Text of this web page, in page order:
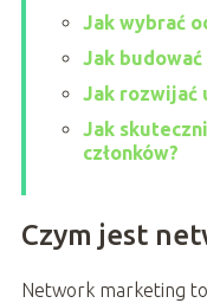
Jak wybrać
Jak
Jak rozwijać
Jak
członków?
Czym jest
Network marketing